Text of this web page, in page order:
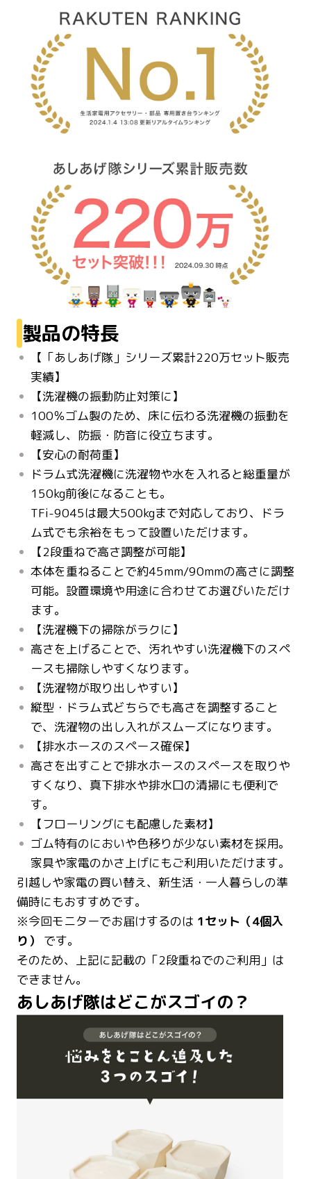
製品の特長
【「あしあげ隊」シリーズ累計220万セット販売
実績】
【洗濯機の振動防止対策に】
100％ゴム製のため、床に伝わる洗濯機の振動を
軽減し、防振・防音に役立ちます。
【安心の耐荷重】
ドラム式洗濯機に洗濯物や水を入れると総重量が
150kg前後になることも。
TFi-9045は最大500kgまで対応しており、ドラ
ム式でも余裕をもって設置いただけます。
【2段重ねで高さ調整が可能】
本体を重ねることで約45mm/90mmの高さに調整
可能。設置環境や用途に合わせてお選びいただけ
ます。
【洗濯機下の掃除がラクに】
高さを上げることで、汚れやすい洗濯機下のスペ
ースも掃除しやすくなります。
【洗濯物が取り出しやすい】
縦型・ドラム式どちらでも高さを調整すること
で、洗濯物の出し入れがスムーズになります。
【排水ホースのスペース確保】
高さを出すことで排水ホースのスペースを取りや
すくなり、真下排水や排水口の清掃にも便利で
す。
【フローリングにも配慮した素材】
ゴム特有のにおいや色移りが少ない素材を採用。
家具や家電のかさ上げにもご利用いただけます。
引越しや家電の買い替え、新生活・一人暮らしの準
備時にもおすすめです。
※今回モニターでお届けするのは 1セット（4個入
り）
です。
そのため、上記に記載の「2段重ねでのご利用」は
できません。
あしあげ隊はどこがスゴイの？